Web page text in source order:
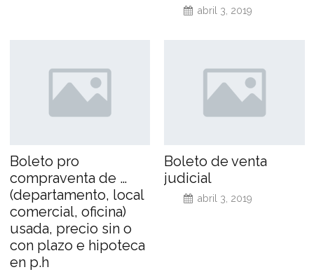
abril 3, 2019
Boleto pro
compraventa de …
(departamento, local
comercial, oficina)
usada, precio sin o
con plazo e hipoteca
en p.h
Boleto de venta
judicial
abril 3, 2019